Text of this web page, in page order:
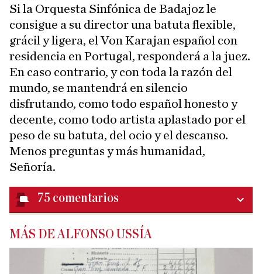
Si la Orquesta Sinfónica de Badajoz le
consigue a su director una batuta flexible,
grácil y ligera, el Von Karajan español con
residencia en Portugal, responderá a la juez.
En caso contrario, y con toda la razón del
mundo, se mantendrá en silencio
disfrutando, como todo español honesto y
decente, como todo artista aplastado por el
peso de su batuta, del ocio y el descanso.
Menos preguntas y más humanidad,
Señoría.
75 comentarios
MÁS DE ALFONSO USSÍA